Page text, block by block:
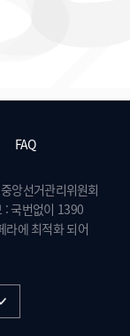
FAQ
앙선거관리위원회
: 국번없이 1390
라에 최적화 되어